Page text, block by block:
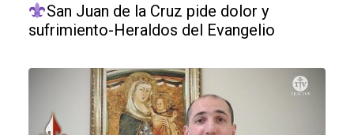
San Juan de la Cruz pide dolor y
sufrimiento-Heraldos del Evangelio